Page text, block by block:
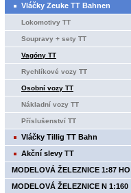
Vláčky Zeuke TT Bahnen
Lokomotivy TT
Soupravy + sety TT
Vagóny TT
Rychlíkové vozy TT
Osobní vozy TT
Nákladní vozy TT
Příslušenství TT
Vláčky Tillig TT Bahn
Akční slevy TT
MODELOVÁ ŽELEZNICE 1:87 HO
MODELOVÁ ŽELEZNICE N 1:160